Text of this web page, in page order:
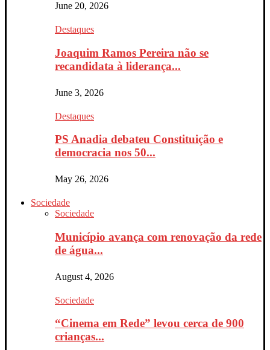
June 20, 2026
Destaques
Joaquim Ramos Pereira não se
recandidata à liderança...
June 3, 2026
Destaques
PS Anadia debateu Constituição e
democracia nos 50...
May 26, 2026
Sociedade
Sociedade
Município avança com renovação da rede
de água...
August 4, 2026
Sociedade
“Cinema em Rede” levou cerca de 900
crianças...